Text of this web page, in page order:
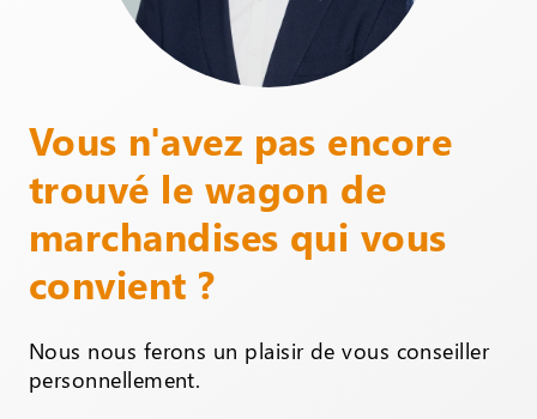
Vous n'avez pas encore
trouvé le wagon de
marchandises qui vous
convient ?
Nous nous ferons un plaisir de vous conseiller
personnellement.